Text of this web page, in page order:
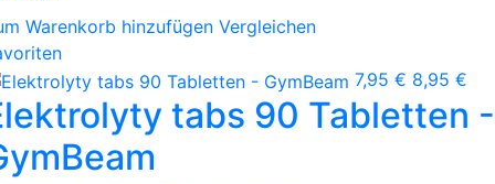
Warenkorb hinzufügen Vergleichen
7,95 € 8,95 €
tabs 90 Tabletten -